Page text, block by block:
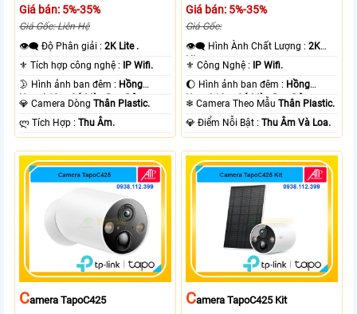
Giá bán: 5%-35%
Giá Gốc: Liên Hệ
👁️‍🗨 Độ Phân giải :2K Lite .
⚜️ Tích hợp công nghệ : IP Wifi.
🌛 Hình ảnh ban đêm : Hồng
Ngoại 10m Có Màu Ban Ðêm.
💎 Camera DòngThân Plastic.
️ლ Tích Hợp :Thu Âm.
Giá bán: 5%-35%
Giá Gốc:
👁️‍🗨 Hình Ành Chất Lượng :2K
Lite .
⚜️ Công Nghệ : IP Wifi.
🌔 Hình ảnh ban đêm : Hồng
Ngoại 10m Có Màu Ban Ðêm.
❄ Camera Theo MẫuThân Plastic.
️💎 Điểm Nỗi Bật :Thu Âm Và Loa.
CAmera TapoC425 CAmera TapoC425 Kit